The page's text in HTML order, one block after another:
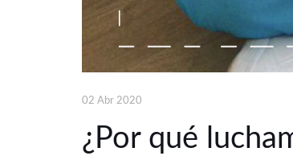
02 Abr 2020
¿Por qué